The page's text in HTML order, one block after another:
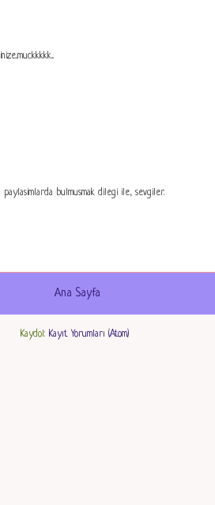
bulmusmak dilegi ile, sevgiler.
Ana Sayfa
Kaydol: Kayıt Yorumları (Atom)